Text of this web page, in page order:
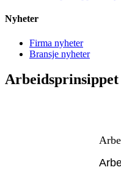
Nyheter
Firma nyheter
Bransje nyheter